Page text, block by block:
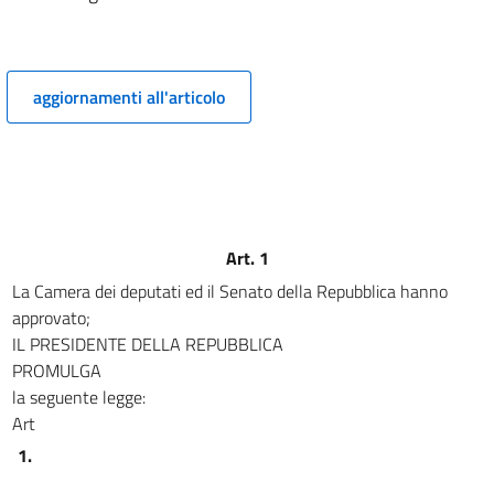
8 ter
8 quinquies
8 sexies
aggiornamenti all'articolo
Art. 1
La Camera dei deputati ed il Senato della Repubblica hanno
approvato;
IL PRESIDENTE DELLA REPUBBLICA
PROMULGA
la seguente legge:
Art
1.